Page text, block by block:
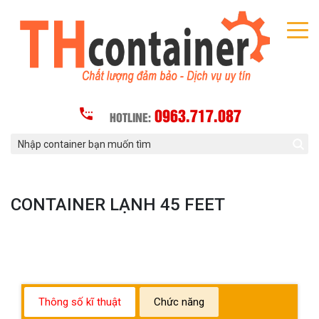
HOTLINE:0963.717.087
CONTAINER LẠNH 45 FEET
Thông số kĩ thuật Chức năng